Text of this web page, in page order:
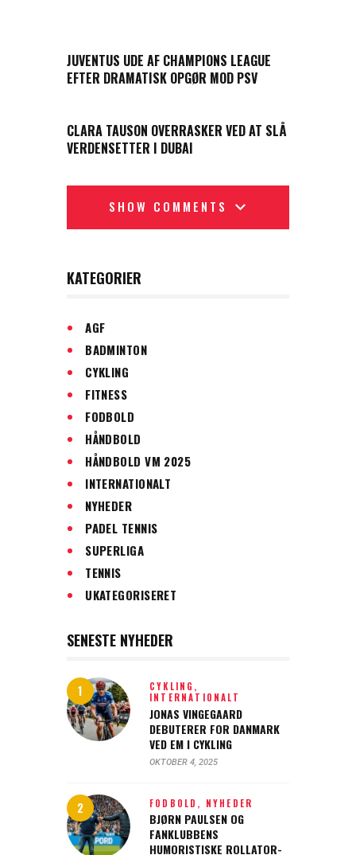
JUVENTUS UDE AF CHAMPIONS LEAGUE
EFTER DRAMATISK OPGØR MOD PSV
CLARA TAUSON OVERRASKER VED AT SLÅ
VERDENSETTER I DUBAI
SHOW COMMENTS
KATEGORIER
AGF
BADMINTON
CYKLING
FITNESS
FODBOLD
HÅNDBOLD
HÅNDBOLD VM 2025
INTERNATIONALT
NYHEDER
PADEL TENNIS
SUPERLIGA
TENNIS
UKATEGORISERET
SENESTE NYHEDER
CYKLING,
INTERNATIONALT
JONAS VINGEGAARD
DEBUTERER FOR DANMARK
VED EM I CYKLING
OKTOBER 4, 2025
FODBOLD, NYHEDER
BJØRN PAULSEN OG
FANKLUBBENS
HUMORISTISKE ROLLATOR-